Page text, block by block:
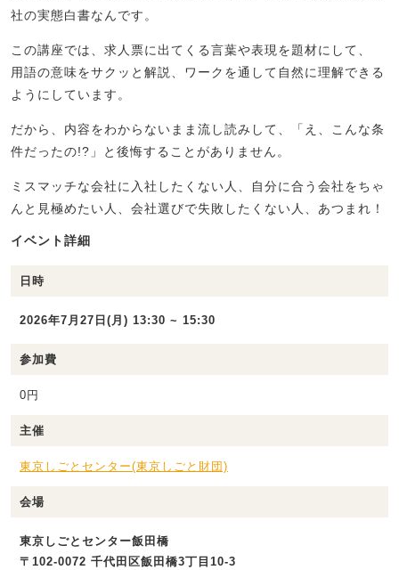
社の実態白書なんです。
この講座では、求人票に出てくる言葉や表現を題材にして、
用語の意味をサクッと解説、ワークを通して自然に理解できる
ようにしています。
だから、内容をわからないまま流し読みして、「え、こんな条
件だったの!?」と後悔することがありません。
ミスマッチな会社に入社したくない人、自分に合う会社をちゃ
んと見極めたい人、会社選びで失敗したくない人、あつまれ！
イベント詳細
日時
2026年7月27日(月) 13:30 ~ 15:30
参加費
0円
主催
東京しごとセンター(東京しごと財団)
会場
東京しごとセンター飯田橋
〒102-0072 千代田区飯田橋3丁目10-3